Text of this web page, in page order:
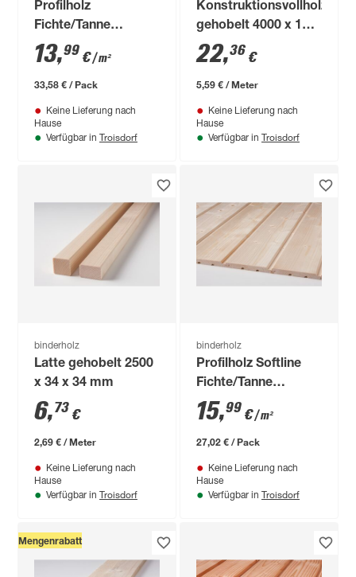
Profilholz
Fichte/Tanne
gehobelt 12,5 x 96 x
2500 mm
13,99 €/ m²
33,58 € / Pack
Keine Lieferung nach
Hause
Verfügbar in Troisdorf
Konstruktionsvollholz
gehobelt 4000 x 100
x 60 mm
22,36 €
5,59 € / Meter
Keine Lieferung nach
Hause
Verfügbar in Troisdorf
binderholz
Latte gehobelt 2500
x 34 x 34 mm
6,73 €
2,69 € / Meter
Keine Lieferung nach
Hause
Verfügbar in Troisdorf
binderholz
Profilholz Softline
Fichte/Tanne
gehobelt 14 x 121 x
2000 mm
15,99 €/ m²
27,02 € / Pack
Keine Lieferung nach
Hause
Verfügbar in Troisdorf
Mengenrabatt